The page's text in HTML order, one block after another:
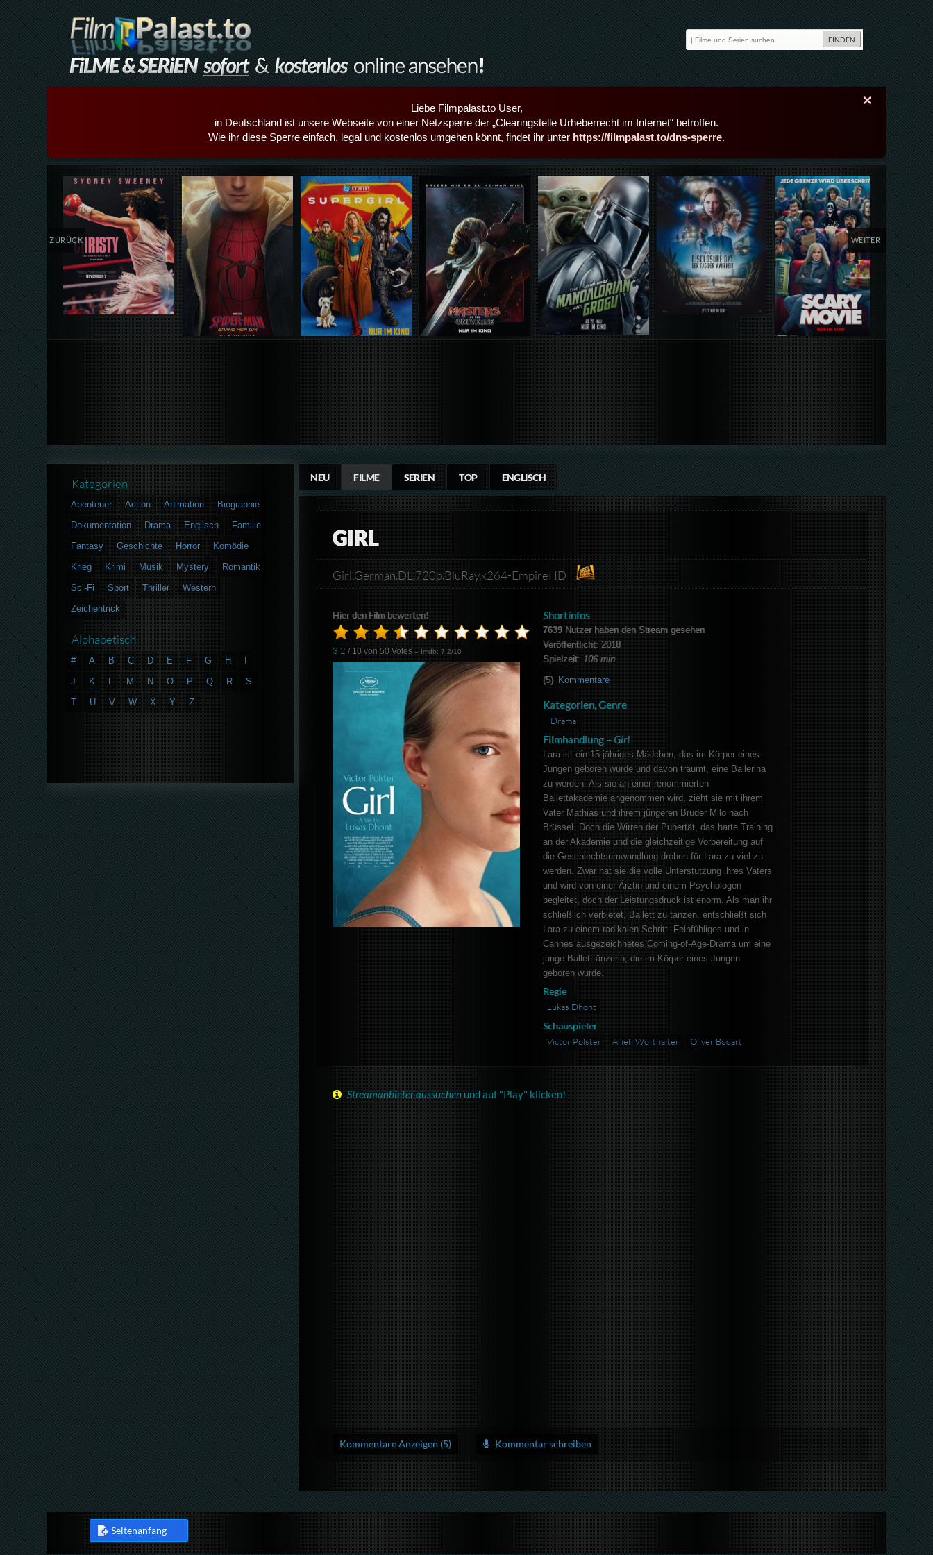
×
Liebe Filmpalast.to User,
in Deutschland ist unsere Webseite von einer Netzsperre der „Clearingstelle Urheberrecht im Internet“ betroffen.
Wie ihr diese Sperre einfach, legal und kostenlos umgehen könnt, findet ihr unter https://filmpalast.to/dns-sperre.
Details,Play Details,Play Details,Play Details,Play Details,Play Details,Play Details,Play
ZURÜCK WEITER
NEU FILME SERIEN TOP ENGLISCH
GIRL
Girl.German.DL.720p.BluRay.x264-EmpireHD
Hier den Film bewerten!
3.2 / 10 von50 Votes – Imdb: 7.2/10
Shortinfos
7639Nutzer haben den Stream gesehen
Veröffentlicht: 2018
Spielzeit: 106 min
(5) Kommentare
Kategorien, Genre
Drama
Filmhandlung –Girl
Lara ist ein 15-jähriges Mädchen, das im Körper eines
Jungen geboren wurde und davon träumt, eine Ballerina
zu werden. Als sie an einer renommierten
Ballettakademie angenommen wird, zieht sie mit ihrem
Vater Mathias und ihrem jüngeren Bruder Milo nach
Brüssel. Doch die Wirren der Pubertät, das harte Training
an der Akademie und die gleichzeitige Vorbereitung auf
die Geschlechtsumwandlung drohen für Lara zu viel zu
werden. Zwar hat sie die volle Unterstützung ihres Vaters
und wird von einer Ärztin und einem Psychologen
begleitet, doch der Leistungsdruck ist enorm. Als man ihr
schließlich verbietet, Ballett zu tanzen, entschließt sich
Lara zu einem radikalen Schritt. Feinfühliges und in
Cannes ausgezeichnetes Coming-of-Age-Drama um eine
junge Balletttänzerin, die im Körper eines Jungen
geboren wurde.
Regie
Lukas Dhont
Schauspieler
Victor Polster Arieh Worthalter Oliver Bodart
Streamanbieter aussuchen und auf "Play" klicken!
Kommentare Anzeigen (5) Kommentar schreiben
Kategorien
Abenteuer Action Animation
Biographie
Dokumentation
Drama Englisch
Familie
Fantasy
Geschichte Horror
Komödie
Krieg
Krimi Musik Mystery
Romantik
Sci-Fi
Sport Thriller
Western
Zeichentrick
Alphabetisch
# A B C D E F G H
J
K L M N O P Q R
S
T
U V W X Y Z
Seitenanfang